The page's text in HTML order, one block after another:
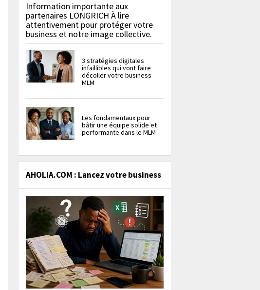
Information importante aux
partenaires LONGRICH À lire
attentivement pour protéger votre
business et notre image collective.
3 stratégies digitales
infaillibles qui vont faire
décoller votre business
MLM
Les fondamentaux pour
bâtir une équipe solide et
performante dans le MLM
AHOLIA.COM : Lancez votre business